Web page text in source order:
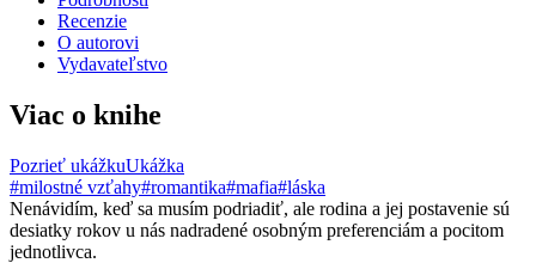
Recenzie
O autorovi
Vydavateľstvo
Viac o knihe
Pozrieť ukážkuUkážka
#milostné vzťahy#romantika#mafia#láska
Nenávidím, keď sa musím podriadiť, ale rodina a jej postavenie sú
desiatky rokov u nás nadradené osobným preferenciám a pocitom
jednotlivca.